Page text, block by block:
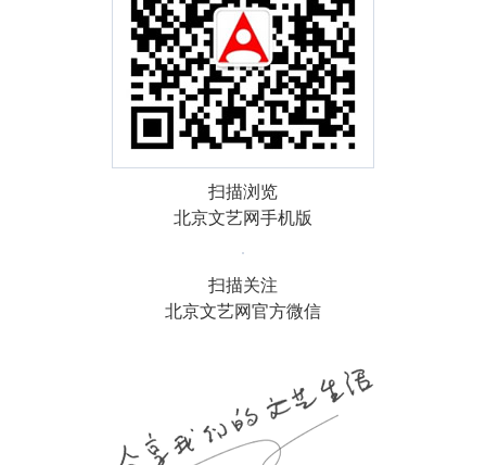
扫描浏览
北京文艺网手机版
扫描关注
北京文艺网官方微信